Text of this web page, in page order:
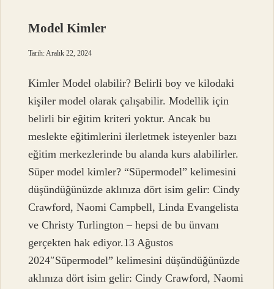
Model Kimler
Tarih: Aralık 22, 2024
Kimler Model olabilir? Belirli boy ve kilodaki
kişiler model olarak çalışabilir. Modellik için
belirli bir eğitim kriteri yoktur. Ancak bu
meslekte eğitimlerini ilerletmek isteyenler bazı
eğitim merkezlerinde bu alanda kurs alabilirler.
Süper model kimler? “Süpermodel” kelimesini
düşündüğünüzde aklınıza dört isim gelir: Cindy
Crawford, Naomi Campbell, Linda Evangelista
ve Christy Turlington – hepsi de bu ünvanı
gerçekten hak ediyor.13 Ağustos
2024″Süpermodel” kelimesini düşündüğünüzde
aklınıza dört isim gelir: Cindy Crawford, Naomi